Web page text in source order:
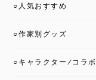
○人気おすすめ
○作家別グッズ
○キャラクター/コラボ